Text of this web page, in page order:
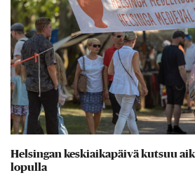
Helsingan keskiaikapäivä kutsuu
lopulla